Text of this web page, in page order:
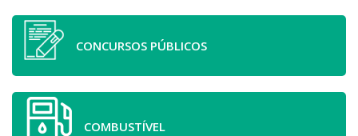
CONCURSOS PÚBLICOS
COMBUSTÍVEL